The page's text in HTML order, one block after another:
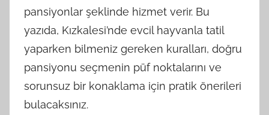
pansiyonlar şeklinde hizmet verir. Bu
yazıda, Kızkalesi’nde evcil hayvanla tatil
yaparken bilmeniz gereken kuralları, doğru
pansiyonu seçmenin püf noktalarını ve
sorunsuz bir konaklama için pratik önerileri
bulacaksınız.